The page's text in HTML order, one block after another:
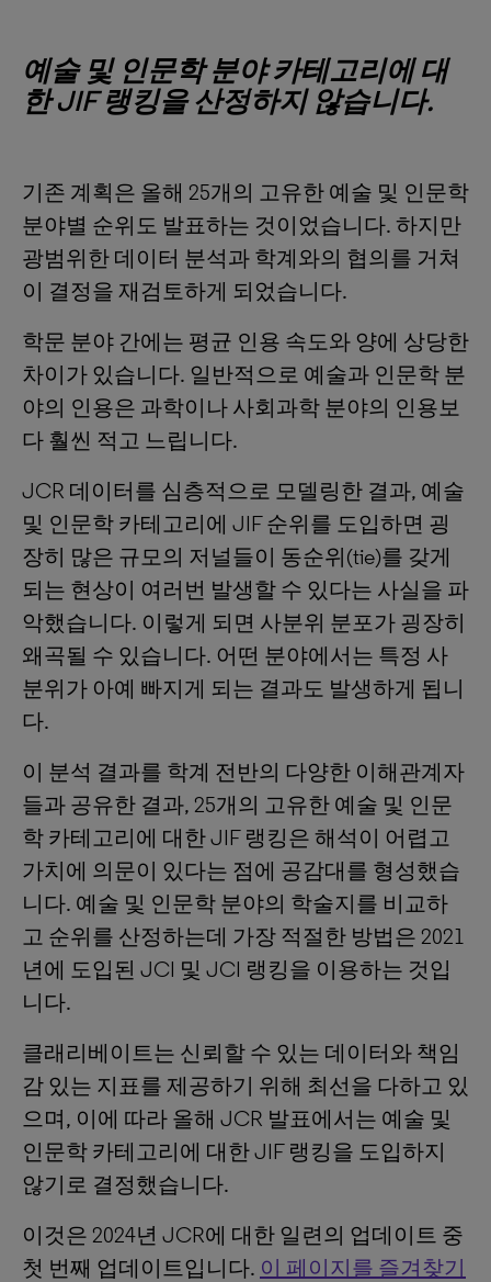
예술 및 인문학 분야 카테고리에 대
한 JIF 랭킹을 산정하지 않습니다.
기존 계획은 올해 25개의 고유한 예술 및 인문학
분야별 순위도 발표하는 것이었습니다. 하지만
광범위한 데이터 분석과 학계와의 협의를 거쳐
이 결정을 재검토하게 되었습니다.
학문 분야 간에는 평균 인용 속도와 양에 상당한
차이가 있습니다. 일반적으로 예술과 인문학 분
야의 인용은 과학이나 사회과학 분야의 인용보
다 훨씬 적고 느립니다.
JCR 데이터를 심층적으로 모델링한 결과, 예술
및 인문학 카테고리에 JIF 순위를 도입하면 굉
장히 많은 규모의 저널들이 동순위(tie)를 갖게
되는 현상이 여러번 발생할 수 있다는 사실을 파
악했습니다. 이렇게 되면 사분위 분포가 굉장히
왜곡될 수 있습니다. 어떤 분야에서는 특정 사
분위가 아예 빠지게 되는 결과도 발생하게 됩니
다.
이 분석 결과를 학계 전반의 다양한 이해관계자
들과 공유한 결과, 25개의 고유한 예술 및 인문
학 카테고리에 대한 JIF 랭킹은 해석이 어렵고
가치에 의문이 있다는 점에 공감대를 형성했습
니다. 예술 및 인문학 분야의 학술지를 비교하
고 순위를 산정하는데 가장 적절한 방법은 2021
년에 도입된 JCI 및 JCI 랭킹을 이용하는 것입
니다.
클래리베이트는 신뢰할 수 있는 데이터와 책임
감 있는 지표를 제공하기 위해 최선을 다하고 있
으며, 이에 따라 올해 JCR 발표에서는 예술 및
인문학 카테고리에 대한 JIF 랭킹을 도입하지
않기로 결정했습니다.
이것은 2024년 JCR에 대한 일련의 업데이트 중
첫 번째 업데이트입니다. 이 페이지를 즐겨찾기